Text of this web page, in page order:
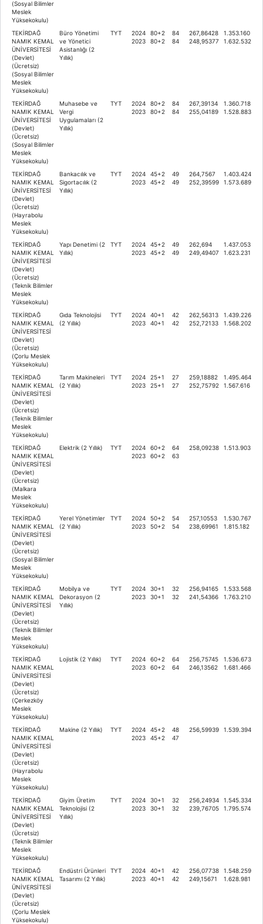
(Sosyal Bilimler
Meslek
Yüksekokulu)
TEKİRDAĞ
NAMIK KEMAL
ÜNİVERSİTESİ
(Devlet)
(Ücretsiz)
(Sosyal Bilimler
Meslek
Yüksekokulu)
Büro Yönetimi
ve Yönetici
Asistanlığı (2
Yıllık)
TYT
2024
2023
80+2
80+2
84
84
267,86428
248,95377
1.353.160
1.632.532
TEKİRDAĞ
NAMIK KEMAL
ÜNİVERSİTESİ
(Devlet)
(Ücretsiz)
(Sosyal Bilimler
Meslek
Yüksekokulu)
Muhasebe ve
Vergi
Uygulamaları (2
Yıllık)
TYT
2024
2023
80+2
80+2
84
84
267,39134
255,04189
1.360.718
1.528.883
TEKİRDAĞ
NAMIK KEMAL
ÜNİVERSİTESİ
(Devlet)
(Ücretsiz)
(Hayrabolu
Meslek
Yüksekokulu)
Bankacılık ve
Sigortacılık (2
Yıllık)
TYT
2024
2023
45+2
45+2
49
49
264,7567
252,39599
1.403.424
1.573.689
TEKİRDAĞ
NAMIK KEMAL
ÜNİVERSİTESİ
(Devlet)
(Ücretsiz)
(Teknik Bilimler
Meslek
Yüksekokulu)
Yapı Denetimi (2
Yıllık)
TYT
2024
2023
45+2
45+2
49
49
262,694
249,49407
1.437.053
1.623.231
TEKİRDAĞ
NAMIK KEMAL
ÜNİVERSİTESİ
(Devlet)
(Ücretsiz)
(Çorlu Meslek
Yüksekokulu)
Gıda Teknolojisi
(2 Yıllık)
TYT
2024
2023
40+1
40+1
42
42
262,56313
252,72133
1.439.226
1.568.202
TEKİRDAĞ
NAMIK KEMAL
ÜNİVERSİTESİ
(Devlet)
(Ücretsiz)
(Teknik Bilimler
Meslek
Yüksekokulu)
Tarım Makineleri
(2 Yıllık)
TYT
2024
2023
25+1
25+1
27
27
259,18882
252,75792
1.495.464
1.567.616
TEKİRDAĞ
NAMIK KEMAL
ÜNİVERSİTESİ
(Devlet)
(Ücretsiz)
(Malkara
Meslek
Yüksekokulu)
Elektrik (2 Yıllık) TYT
2024
2023
60+2
60+2
64
63
258,09238 1.513.903
TEKİRDAĞ
NAMIK KEMAL
ÜNİVERSİTESİ
(Devlet)
(Ücretsiz)
(Sosyal Bilimler
Meslek
Yüksekokulu)
Yerel Yönetimler
(2 Yıllık)
TYT
2024
2023
50+2
50+2
54
54
257,10553
238,69961
1.530.767
1.815.182
TEKİRDAĞ
NAMIK KEMAL
ÜNİVERSİTESİ
(Devlet)
(Ücretsiz)
(Teknik Bilimler
Meslek
Yüksekokulu)
Mobilya ve
Dekorasyon (2
Yıllık)
TYT
2024
2023
30+1
30+1
32
32
256,94165
241,54366
1.533.568
1.763.210
TEKİRDAĞ
NAMIK KEMAL
ÜNİVERSİTESİ
(Devlet)
(Ücretsiz)
(Çerkezköy
Meslek
Yüksekokulu)
Lojistik (2 Yıllık) TYT
2024
2023
60+2
60+2
64
64
256,75745
246,13562
1.536.673
1.681.466
TEKİRDAĞ
NAMIK KEMAL
ÜNİVERSİTESİ
(Devlet)
(Ücretsiz)
(Hayrabolu
Meslek
Yüksekokulu)
Makine (2 Yıllık) TYT
2024
2023
45+2
45+2
48
47
256,59939 1.539.394
TEKİRDAĞ
NAMIK KEMAL
ÜNİVERSİTESİ
(Devlet)
(Ücretsiz)
(Teknik Bilimler
Meslek
Yüksekokulu)
Giyim Üretim
Teknolojisi (2
Yıllık)
TYT
2024
2023
30+1
30+1
32
32
256,24934
239,76705
1.545.334
1.795.574
TEKİRDAĞ
NAMIK KEMAL
ÜNİVERSİTESİ
(Devlet)
(Ücretsiz)
(Çorlu Meslek
Yüksekokulu)
Endüstri Ürünleri
Tasarımı (2 Yıllık)
TYT
2024
2023
40+1
40+1
42
42
256,07738
249,15671
1.548.259
1.628.981